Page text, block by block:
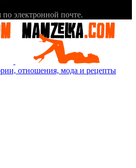
электронной почте.
отношения, мода и рецепты